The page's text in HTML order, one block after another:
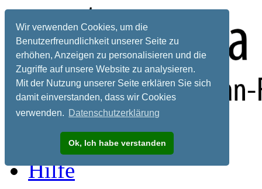
Wir verwenden Cookies, um die
Benutzerfreundlichkeit unserer Seite zu
erhöhen, Anzeigen zu personalisieren und die
Zugriffe auf unsere Website zu analysieren.
Mit der Nutzung unserer Seite erklären Sie sich
damit einverstanden, dass wir Cookies
verwenden. Datenschutzerklärung
Ok, Ich habe verstanden
Registrieren
Hilfe